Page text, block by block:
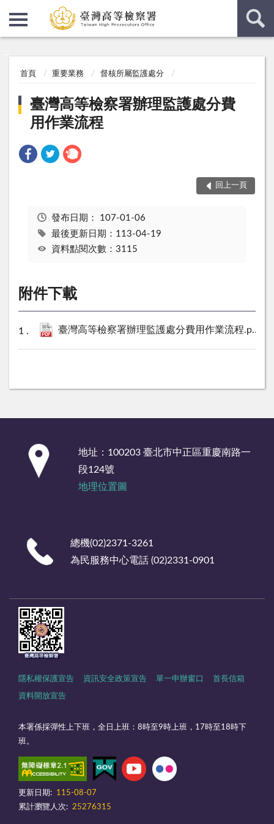
首頁 重要業務 督核所屬監護處分
臺灣高等檢察署辦理監護處分費
用作業流程
回上一頁
發布日期： 107-01-06
最後更新日期：113-04-19
資料點閱次數：3115
附件下載
臺灣高等檢察署辦理監護處分費用作業流程.pdf
地址：100203 臺北市中正區重慶南路一
段124號
地理位置圖
總機(02)2371-3261
為民服務中心電話 (02)2331-0901
隱私權保護宣告 資訊安全政策宣告 單一申辦窗口 首長信箱
資料開放宣告
本署係採彈性上下班，全日上班：8時至9時上班，17時至18時下
班。
更新日期:
115-08-07
累計瀏覽人次:
25276315